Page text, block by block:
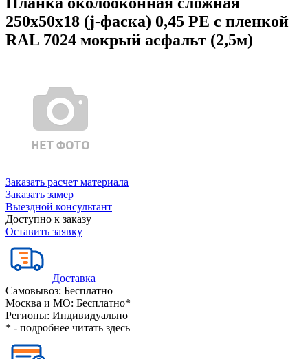
250х50х18 (j-фаска) 0,45 PE с пленкой
RAL 7024 мокрый асфальт (2,5м)
Заказать расчет материала
Заказать замер
Выездной консультант
Доступно к заказу
Оставить заявку
Доставка
Самовывоз: Бесплатно
Москва и МО: Бесплатно*
Регионы: Индивидуально
* - подробнее читать здесь